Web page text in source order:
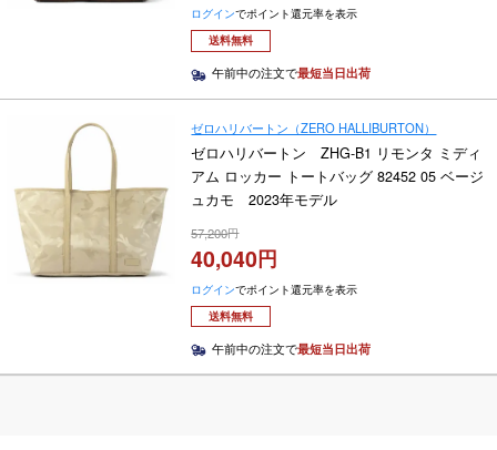
ログインでポイント還元率を表示
送料無料
午前中の注文で最短当日出荷
ゼロハリバートン（ZERO HALLIBURTON）
ゼロハリバートン ZHG-B1 リモンタ ミディ
アム ロッカー トートバッグ 82452 05 ベージ
ュカモ 2023年モデル
57,200
40,040
ログインでポイント還元率を表示
送料無料
午前中の注文で最短当日出荷